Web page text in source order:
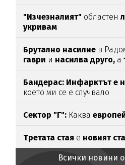
"Изчезналият" областен
укривам
Брутално насилие в
гаври и насилва друго, а
Бандерас: Инфарктът е
което ми се е случвало
Сектор "Г": Каква
Третата стая е новият
Всички новини